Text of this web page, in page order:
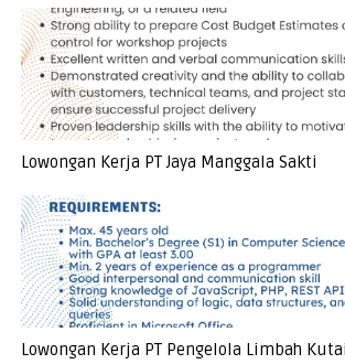
Lowongan Kerja PT Jaya Manggala Sakti
Lowongan Kerja PT Pengelola Limbah